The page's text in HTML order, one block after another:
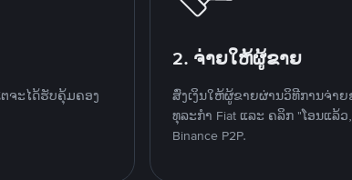
ຕຈະໄດ້ຮັບຄຸ້ມຄອງ
2. ຈ່າຍໃຫ້ຜູ້ຂາຍ
ສົ່ງເງິນໃຫ້ຜູ້ຂາຍຜ່ານວິທີການຈ່າ
ທຸລະກໍາ Fiat ແລະ ຄລິກ "ໂອນແລ້
Binance P2P.